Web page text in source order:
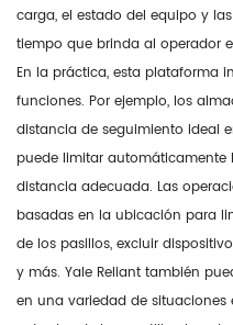
carga, el estado del equipo y
tiempo que brinda al operador
En la práctica, esta plataforma
funciones. Por ejemplo, los
distancia de seguimiento ideal
puede limitar
distancia adecuada. Las
basadas en la ubicación para
de los pasillos, excluir
y más. Yale Reliant también
en una variedad de situaciones